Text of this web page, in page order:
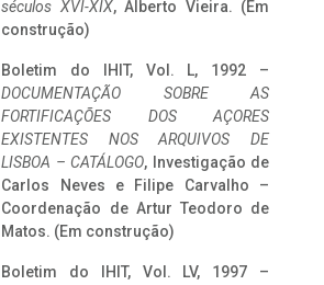
séculos XVI-XIX, Alberto Vieira. (Em
construção)
Boletim do IHIT, Vol. L, 1992 –
DOCUMENTAÇÃO SOBRE AS
FORTIFICAÇÕES DOS AÇORES
EXISTENTES NOS ARQUIVOS DE
LISBOA – CATÁLOGO, Investigação de
Carlos Neves e Filipe Carvalho –
Coordenação de Artur Teodoro de
Matos. (Em construção)
Boletim do IHIT, Vol. LV, 1997 –